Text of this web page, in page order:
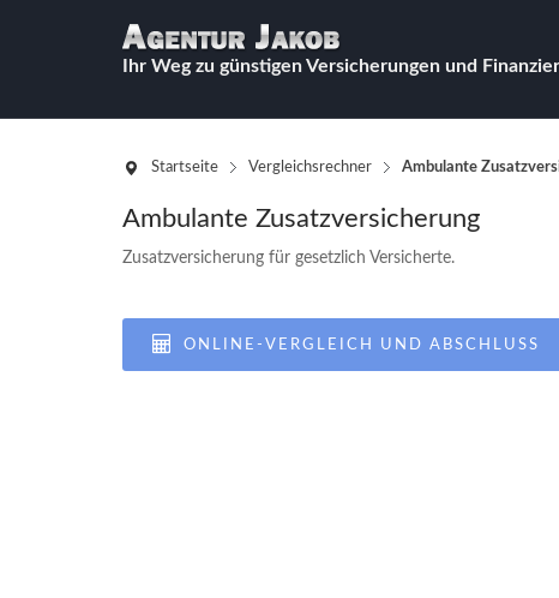
Ihr Weg zu günstigen Versicherungen und
Startseite Vergleichsrechner Ambulante
Ambulante Zusatzversicherung
Zusatzversicherung für gesetzlich Versicherte.
ONLINE-VERGLEICH UND ABSCHLUSS